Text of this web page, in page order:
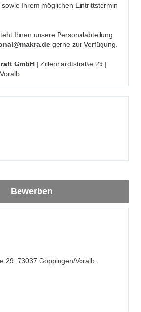
Ihrem möglichen Eintrittstermin
Ihnen unsere Personalabteilung
gerne zur Verfügung.
GmbH | Zillenhardtstraße 29 |
Bewerben
29, 73037 Göppingen/Voralb,